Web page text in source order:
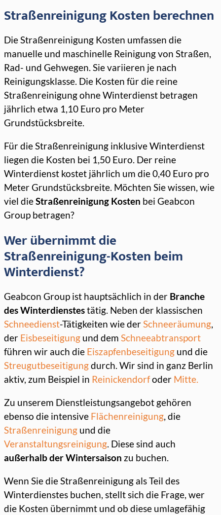
Straßenreinigung Kosten berechnen
Die Straßenreinigung Kosten umfassen die
manuelle und maschinelle Reinigung von Straßen,
Rad- und Gehwegen. Sie variieren je nach
Reinigungsklasse. Die Kosten für die reine
Straßenreinigung ohne Winterdienst betragen
jährlich etwa 1,10 Euro pro Meter
Grundstücksbreite.
Für die Straßenreinigung inklusive Winterdienst
liegen die Kosten bei 1,50 Euro. Der reine
Winterdienst kostet jährlich um die 0,40 Euro pro
Meter Grundstücksbreite. Möchten Sie wissen, wie
viel dieStraßenreinigung Kosten bei Geabcon
Group betragen?
Wer übernimmt die
Straßenreinigung-Kosten beim
Winterdienst?
Geabcon Group ist hauptsächlich in der Branche
des Winterdienstestätig. Neben der klassischen
Schneedienst-Tätigkeiten wie derSchneeräumung,
der Eisbeseitigung und dem Schneeabtransport
führen wir auch die Eiszapfenbeseitigung und die
Streugutbeseitigungdurch. Wir sind in ganz Berlin
aktiv, zum Beispiel in Reinickendorfoder Mitte.
Zu unserem Dienstleistungsangebot gehören
ebenso die intensive Flächenreinigung, die
Straßenreinigung und die
Veranstaltungsreinigung. Diese sind auch
außerhalb der Wintersaison zu buchen.
Wenn Sie die Straßenreinigung als Teil des
Winterdienstes buchen, stellt sich die Frage, wer
die Kosten übernimmt und ob diese umlagefähig